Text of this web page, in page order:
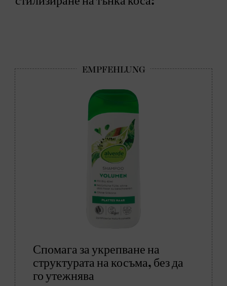
Спомага за укрепване на
структурата на косъма, без да
го утежнява